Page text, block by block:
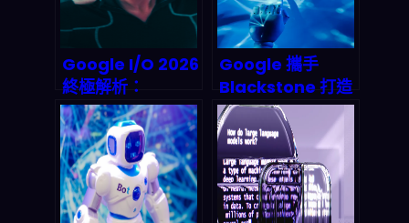
Google I/O 2026
終極解析：
Gemini Omni 與
Android XR 眼鏡
如何改寫人機互動
規則？（開發者視
角）
Google 攜手
Blackstone 打造
50 億美元 AI 雲端
帝國：這場聯姻將
如何顛覆 2026 雲
端算力版圖？